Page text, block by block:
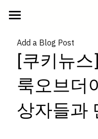
2025 참가자
YOUTH
BEYOND
NEWS
CONTACT
Add a Blog Post
[쿠키뉴스
룩오브더
상자들과